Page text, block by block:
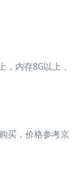
，内存8G以上，
买，价格参考京